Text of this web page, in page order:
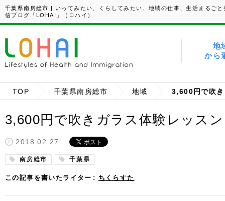
千葉県南房総市 | いってみたい、くらしてみたい、地域の仕事、生活まるごと
信ブログ「LOHAI」（ロハイ）
地
から
TOP 千葉県南房総市 地域
3,600円で吹きガラス体験レッス
2018.02.27
南房総市 千葉県
この記事を書いたライター ちくらすた